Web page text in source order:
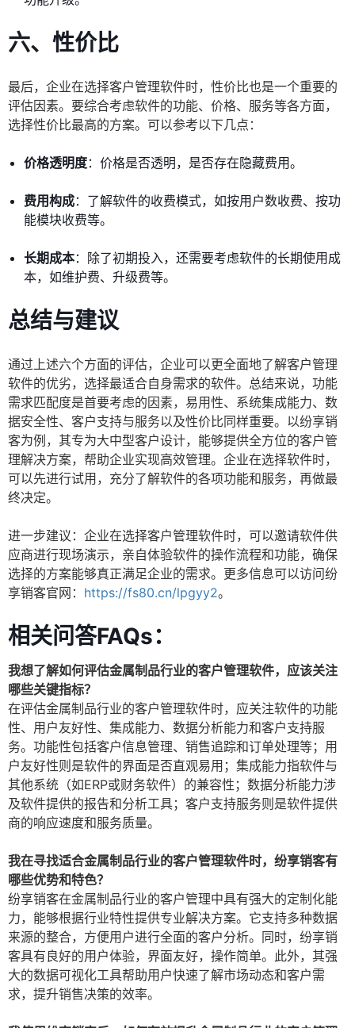
六、性价比
最后，企业在选择客户管理软件时，性价比也是一个重要的
评估因素。要综合考虑软件的功能、价格、服务等各方面，
选择性价比最高的方案。可以参考以下几点：
价格透明度：价格是否透明，是否存在隐藏费用。
费用构成：了解软件的收费模式，如按用户数收费、按功
能模块收费等。
长期成本：除了初期投入，还需要考虑软件的长期使用成
本，如维护费、升级费等。
总结与建议
通过上述六个方面的评估，企业可以更全面地了解客户管理
软件的优劣，选择最适合自身需求的软件。总结来说，功能
需求匹配度是首要考虑的因素，易用性、系统集成能力、数
据安全性、客户支持与服务以及性价比同样重要。以纷享销
客为例，其专为大中型客户设计，能够提供全方位的客户管
理解决方案，帮助企业实现高效管理。企业在选择软件时，
可以先进行试用，充分了解软件的各项功能和服务，再做最
终决定。
进一步建议：企业在选择客户管理软件时，可以邀请软件供
应商进行现场演示，亲自体验软件的操作流程和功能，确保
选择的方案能够真正满足企业的需求。更多信息可以访问纷
享销客官网： https://fs80.cn/lpgyy2。
相关问答FAQs：
我想了解如何评估金属制品行业的客户管理软件，应该关注
哪些关键指标？
在评估金属制品行业的客户管理软件时，应关注软件的功能
性、用户友好性、集成能力、数据分析能力和客户支持服
务。功能性包括客户信息管理、销售追踪和订单处理等；用
户友好性则是软件的界面是否直观易用；集成能力指软件与
其他系统（如ERP或财务软件）的兼容性；数据分析能力涉
及软件提供的报告和分析工具；客户支持服务则是软件提供
商的响应速度和服务质量。
我在寻找适合金属制品行业的客户管理软件时，纷享销客有
哪些优势和特色？
纷享销客在金属制品行业的客户管理中具有强大的定制化能
力，能够根据行业特性提供专业解决方案。它支持多种数据
来源的整合，方便用户进行全面的客户分析。同时，纷享销
客具有良好的用户体验，界面友好，操作简单。此外，其强
大的数据可视化工具帮助用户快速了解市场动态和客户需
求，提升销售决策的效率。